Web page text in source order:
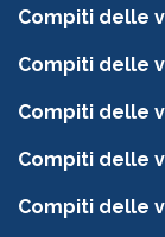
Compiti delle
Compiti delle
Compiti delle
Compiti delle
Compiti delle